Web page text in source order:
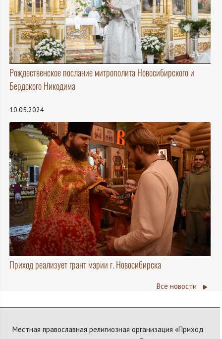
Рождественское послание митрополита Новосибирского и
Бердского Никодима
10.05.2024
Приход реализует грант мэрии г. Новосибирска
Все новости
Местная православная религиозная организация «Приход